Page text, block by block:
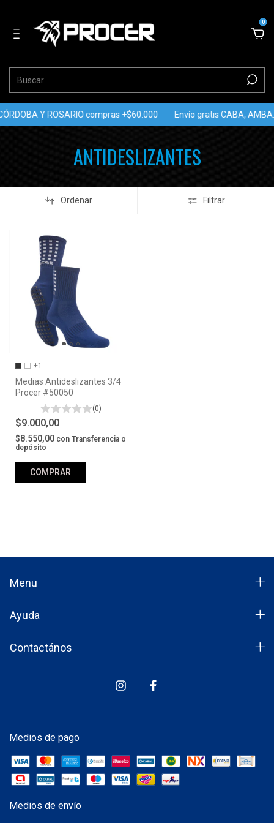
0
Y ROSARIO compras +$60.000 Envío gratis CABA,
ANTIDESLIZANTES
Ordenar Filtrar
+1
Medias Antideslizantes 3/4
Procer #50050
(0)
$9.000,00
$8.550,00 con Transferencia o
depósito
COMPRAR
Menu
Ayuda
Contactános
Medios de pago
Medios de envío